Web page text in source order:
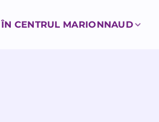
ÎN CENTRUL MARIONNAUD